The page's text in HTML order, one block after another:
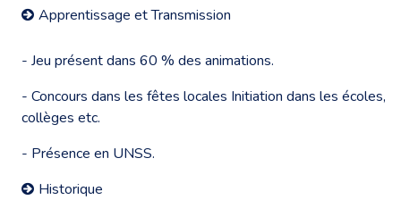
Apprentissage et Transmission
- Jeu présent dans 60 % des animations.
- Concours dans les fêtes locales Initiation dans les écoles,
collèges etc.
- Présence en UNSS.
Historique